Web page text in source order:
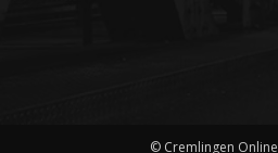
© Cremlingen Online